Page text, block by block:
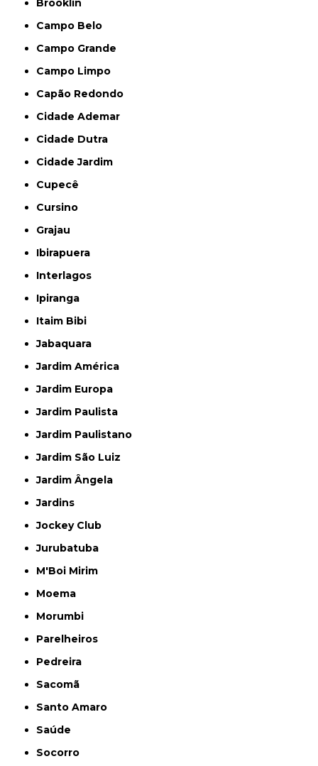
Brooklin
Campo Belo
Campo Grande
Campo Limpo
Capão Redondo
Cidade Ademar
Cidade Dutra
Cidade Jardim
Cupecê
Cursino
Grajau
Ibirapuera
Interlagos
Ipiranga
Itaim Bibi
Jabaquara
Jardim América
Jardim Europa
Jardim Paulista
Jardim Paulistano
Jardim São Luiz
Jardim Ângela
Jardins
Jockey Club
Jurubatuba
M'Boi Mirim
Moema
Morumbi
Parelheiros
Pedreira
Sacomã
Santo Amaro
Saúde
Socorro